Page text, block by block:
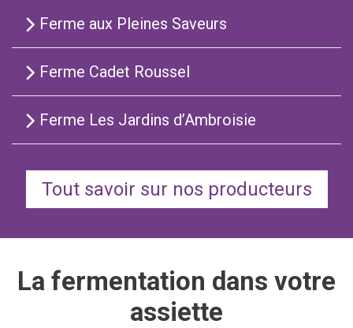
Ferme aux Pleines Saveurs
Ferme Cadet Roussel
Ferme Les Jardins d’Ambroisie
Tout savoir sur nos producteurs
La fermentation dans votre
assiette